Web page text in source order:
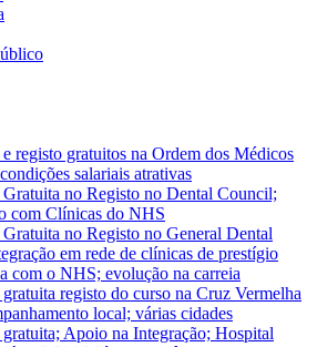
registo gratuitos na Ordem dos Médicos
salariais atrativas
no Registo no Dental Council;
com Clínicas do NHS
no Registo no General Dental
em rede de clínicas de prestígio
com o NHS; evolução na carreia
registo do curso na Cruz Vermelha
local; várias cidades
Apoio na Integração; Hospital